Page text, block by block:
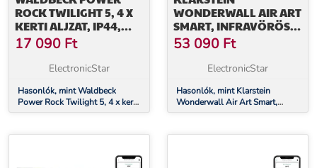
ROCK TWILIGHT 5, 4 X
KERTI ALJZAT, IP44,
SÖTÉTEDÉS ÉRZÉKELŐ,
5 M
17 090 Ft
ElectronicStar
Hasonlók, mint Waldbeck
Power Rock Twilight 5, 4 x kerti
aljzat, IP44, sötétedés érzékelő,
WONDERWALL AIR ART
SMART, INFRAVÖRÖS
HŐSUGÁRZÓ, 60 X 60
CM, 350 W,
ALKALMAZÁS, KERTI
53 090 Ft
ElectronicStar
Hasonlók, mint Klarstein
Wonderwall Air Art Smart,
infravörös hősugárzó, 60 x 60
ösvény